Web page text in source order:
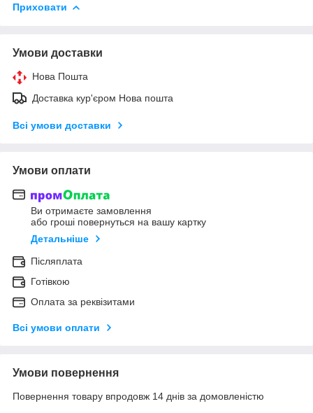
Приховати
Умови доставки
Нова Пошта
Доставка кур'єром Нова пошта
Всі умови доставки
Умови оплати
Ви отримаєте замовлення
або гроші повернуться на вашу картку
Детальніше
Післяплата
Готівкою
Оплата за реквізитами
Всі умови оплати
Умови повернення
Повернення товару впродовж 14 днів за домовленістю